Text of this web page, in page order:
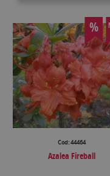
%
Cod: 44464
Azalea Fireball